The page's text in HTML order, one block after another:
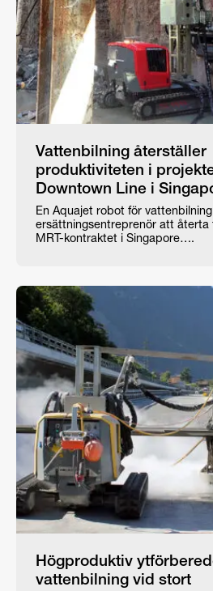
Vattenbilning återställer
produktiviteten i
Downtown Line i
En Aquajet robot för
ersättningsentreprenör att återta
MRT-kontraktet i Singapore….
Högproduktiv
vattenbilning vid stort